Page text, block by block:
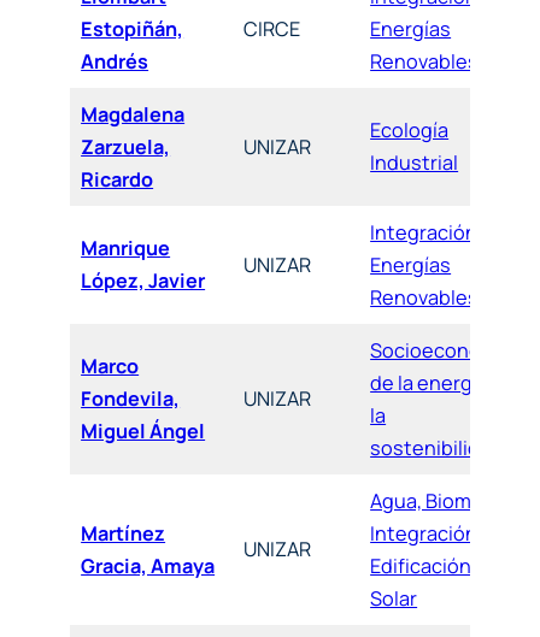
Estopiñán,
Andrés
CIRCE
Energías
Renovables
Magdalena
Zarzuela,
Ricardo
UNIZAR
Ecología
Industrial
Manrique
López, Javier
UNIZAR
Integración de
Energías
Renovables
Marco
Fondevila,
Miguel Ángel
UNIZAR
Socioeconomía
de la energía y
la
sostenibilidad
Martínez
Gracia, Amaya
UNIZAR
Agua, Biomasa,
Integración,
Edificación y
Solar